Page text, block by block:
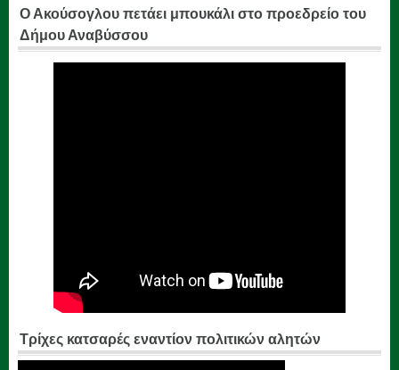
Ο Ακούσογλου πετάει μπουκάλι στο προεδρείο του
Δήμου Αναβύσσου
Τρίχες κατσαρές εναντίον πολιτικών αλητών